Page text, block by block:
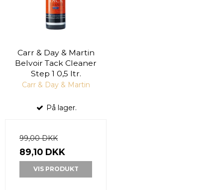
Carr & Day & Martin
Belvoir Tack Cleaner
Step 1 0,5 ltr.
Carr & Day & Martin
På lager.
99,00 DKK
89,10 DKK
VIS PRODUKT